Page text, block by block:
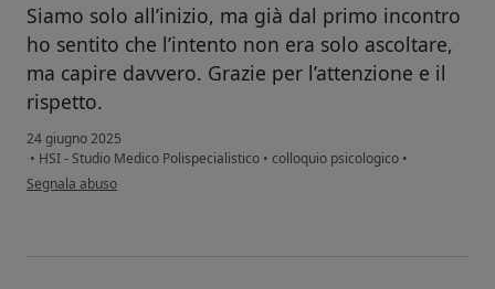
Siamo solo all’inizio, ma già dal primo incontro
ho sentito che l’intento non era solo ascoltare,
ma capire davvero. Grazie per l’attenzione e il
rispetto.
24 giugno 2025
• HSI - Studio Medico Polispecialistico • colloquio psicologico •
secondo l'opinione dell'utente Inna
Segnala abuso